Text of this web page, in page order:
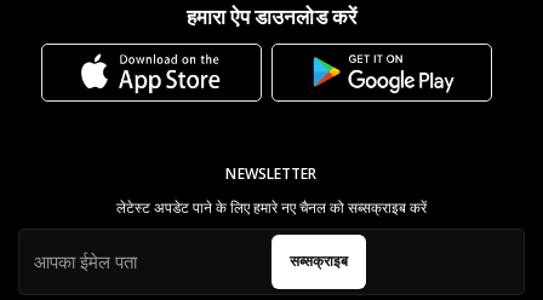
हमारा ऐप डाउनलोड करें
NEWSLETTER
लेटेस्ट अपडेट पाने के लिए हमारे नए चैनल को सब्सक्राइब करें
सब्सक्राइब